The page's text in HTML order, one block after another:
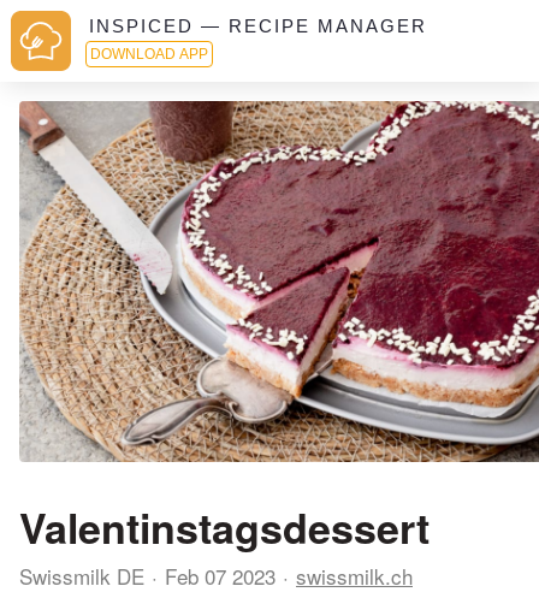
INSPICED — RECIPE MANAGER
DOWNLOAD APP
Valentinstagsdessert
Swissmilk DE Feb 07 2023 swissmilk.ch